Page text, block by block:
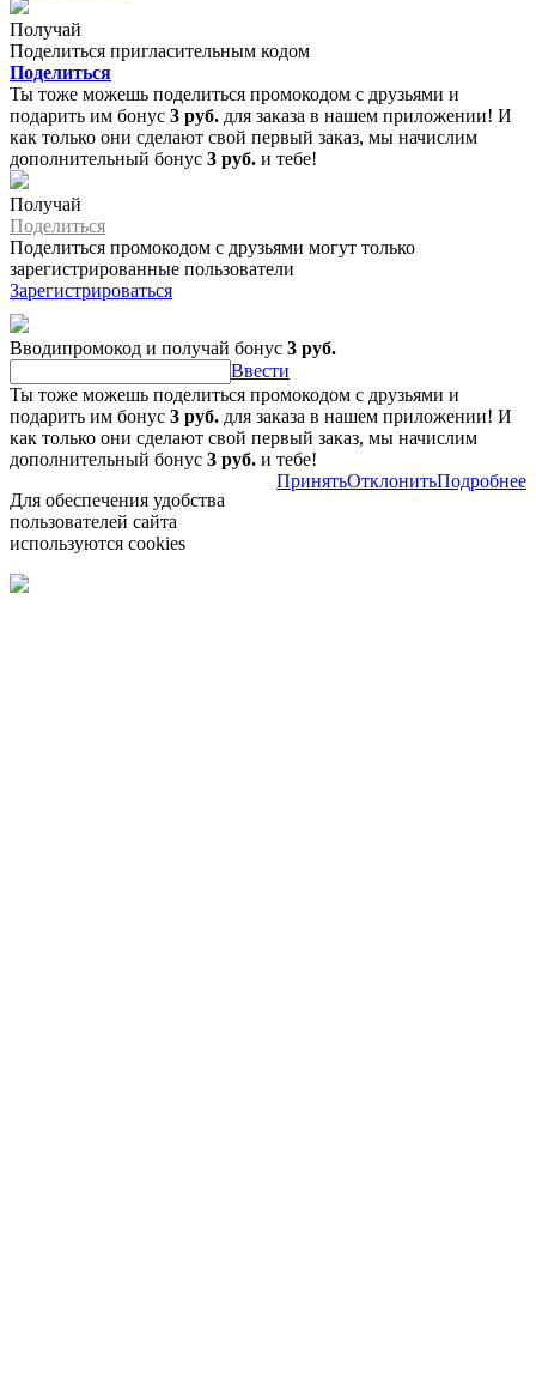
Получай
Поделиться пригласительным кодом
Поделиться
Ты тоже можешь поделиться промокодом с друзьями и
подарить им бонус 3 руб. для заказа в нашем приложении! И
как только они сделают свой первый заказ, мы начислим
дополнительный бонус 3 руб. и тебе!
Получай
Поделиться
Поделиться промокодом с друзьями могут только
зарегистрированные пользователи
Зарегистрироваться
Вводипромокод и получай бонус 3 руб.
Ввести
Ты тоже можешь поделиться промокодом с друзьями и
подарить им бонус 3 руб. для заказа в нашем приложении! И
как только они сделают свой первый заказ, мы начислим
дополнительный бонус 3 руб. и тебе!
Для обеспечения удобства
пользователей сайта
используются cookies
ПринятьОтклонитьПодробнее